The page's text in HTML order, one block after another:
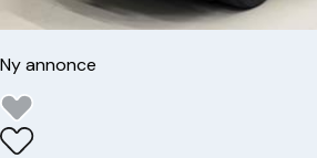
Ny annonce